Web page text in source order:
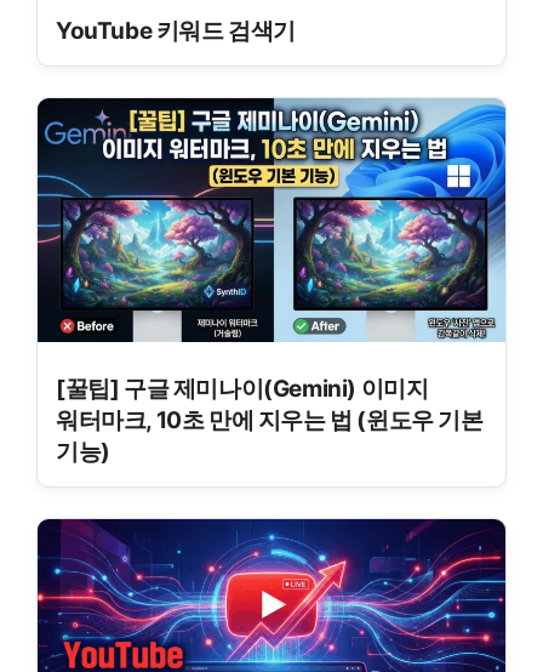
YouTube 키워드 검색기
[꿀팁] 구글 제미나이(Gemini) 이미지
워터마크, 10초 만에 지우는 법 (윈도우 기본
기능)